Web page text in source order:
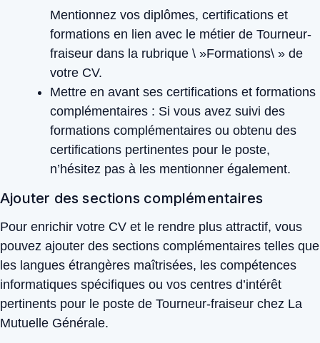
Mentionnez vos diplômes, certifications et
formations en lien avec le métier de Tourneur-
fraiseur dans la rubrique \ »Formations\ » de
votre CV.
Mettre en avant ses certifications et formations
complémentaires : Si vous avez suivi des
formations complémentaires ou obtenu des
certifications pertinentes pour le poste,
n’hésitez pas à les mentionner également.
Ajouter des sections complémentaires
Pour enrichir votre CV et le rendre plus attractif, vous
pouvez ajouter des sections complémentaires telles que
les langues étrangères maîtrisées, les compétences
informatiques spécifiques ou vos centres d’intérêt
pertinents pour le poste de Tourneur-fraiseur chez La
Mutuelle Générale.